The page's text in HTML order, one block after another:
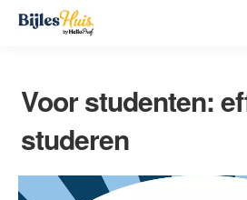
Voor studenten:
studeren